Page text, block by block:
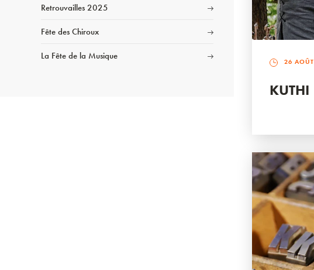
Retrouvailles 2025
Fête des Chiroux
La Fête de la Musique 26 AOÛT
KUTHI